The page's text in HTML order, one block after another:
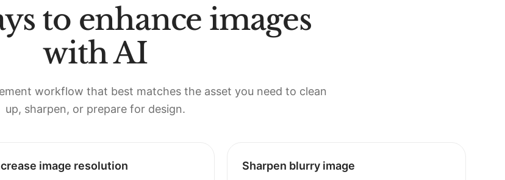
to enhance images
with AI
workflow that best matches the asset you need to clean
up, sharpen, or prepare for design.
image resolution Sharpen blurry image